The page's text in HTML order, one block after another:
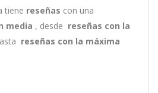
tiene reseñas con una
media , desde reseñas con la
reseñas con la máxima